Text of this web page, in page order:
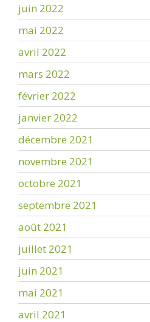
juin 2022
mai 2022
avril 2022
mars 2022
février 2022
janvier 2022
décembre 2021
novembre 2021
octobre 2021
septembre 2021
août 2021
juillet 2021
juin 2021
mai 2021
avril 2021